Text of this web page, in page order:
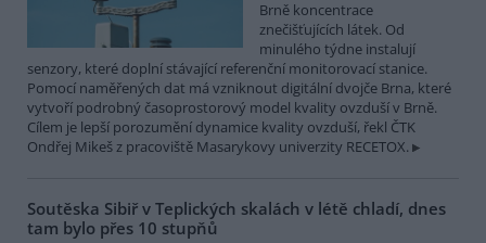
Brně koncentrace
znečišťujících látek. Od
minulého týdne instalují
senzory, které doplní stávající referenční monitorovací stanice.
Pomocí naměřených dat má vzniknout digitální dvojče Brna, které
vytvoří podrobný časoprostorový model kvality ovzduší v Brně.
Cílem je lepší porozumění dynamice kvality ovzduší, řekl ČTK
Ondřej Mikeš z pracoviště Masarykovy univerzity RECETOX.
Soutěska Sibiř v Teplických skalách v létě chladí, dnes
tam bylo přes 10 stupňů